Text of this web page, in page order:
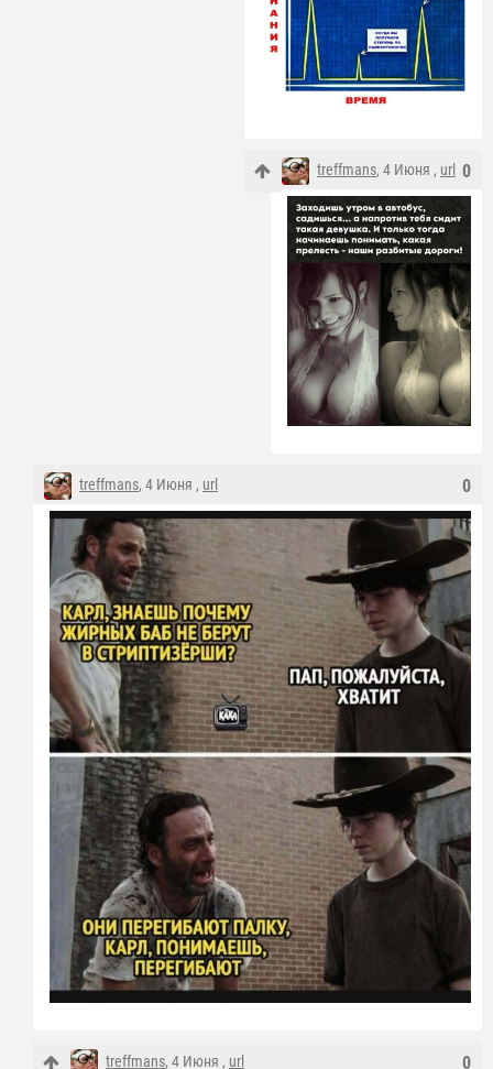
0
treffmans, 4 Июня , url
0
treffmans, 4 Июня , url
0
treffmans, 4 Июня , url